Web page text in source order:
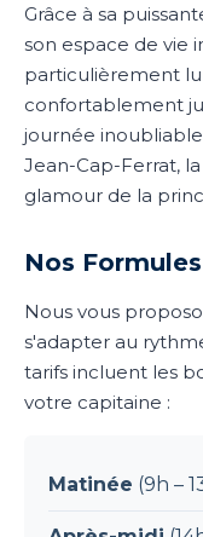
Grâce à sa
son espace de vie
particulièrement
confortablement
journée
Jean-Cap-Ferrat,
glamour de la
Nos
Nous vous
s'adapter au
tarifs incluent les
votre capitaine :
Matinée (9h –